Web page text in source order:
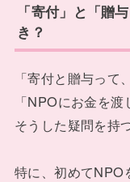
「寄付」と「贈
き？
「寄付と贈与って
「NPOにお金を
そうした疑問を持
特に、初めてNPO